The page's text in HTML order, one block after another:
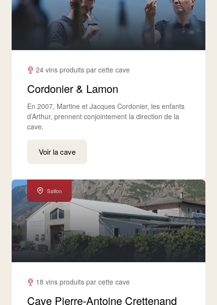
24 vins produits par cette cave
Cordonier & Lamon
En 2007, Martine et Jacques Cordonier, les enfants
d’Arthur, prennent conjointement la direction de la
cave.
Voir la cave
Saillon
18 vins produits par cette cave
Cave Pierre-Antoine Crettenand